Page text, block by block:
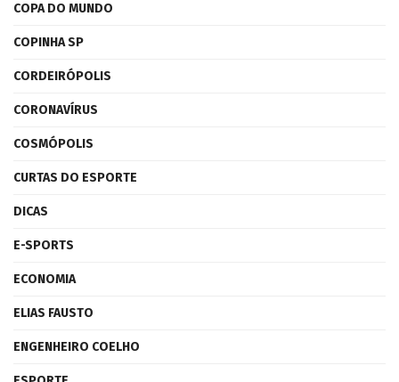
COPA DO MUNDO
COPINHA SP
CORDEIRÓPOLIS
CORONAVÍRUS
COSMÓPOLIS
CURTAS DO ESPORTE
DICAS
E-SPORTS
ECONOMIA
ELIAS FAUSTO
ENGENHEIRO COELHO